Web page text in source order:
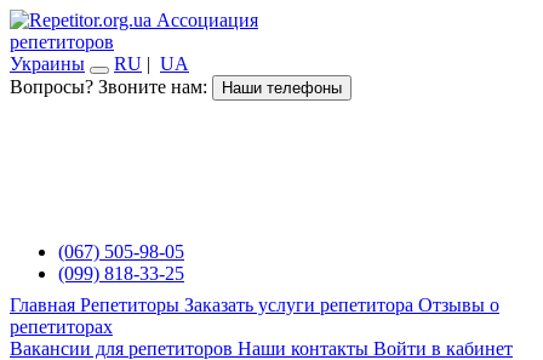
Ассоциация
репетиторов
Украины
RU | UA
Вопросы? Звоните нам:
Наши телефоны
(067) 505-98-05
(099) 818-33-25
Главная Репетиторы Заказать услуги репетитора Отзывы о
репетиторах
Вакансии для репетиторов Наши контакты Войти в кабинет